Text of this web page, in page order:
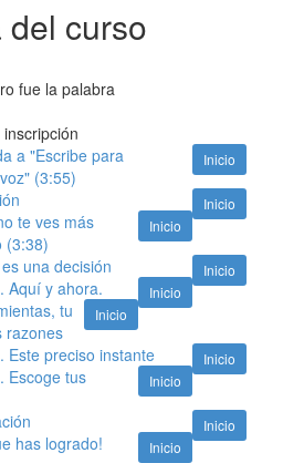
curso
fue la palabra
Inicio
a "Escribe para
(3:55)
Inicio
Inicio
te ves más
(3:38)
Inicio
una decisión
Inicio
Aquí y ahora.
Inicio
tu
razones
Inicio
Este preciso instante
Inicio
Escoge tus
Inicio
Inicio
has logrado!